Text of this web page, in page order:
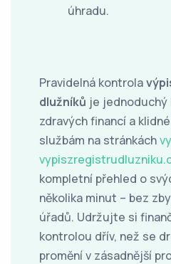
úhradu.
Pravidelná kontrola
dlužníků je jednoduchý
zdravých financí a
službám na stránkách
kompletní přehled o
několika minut – bez
úřadů. Udržujte si
kontrolou dřív, než se
promění v zásadnější